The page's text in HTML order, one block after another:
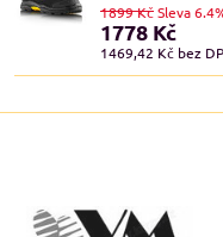
1778 Kč
1469,42 Kč bez
1899 KčSleva